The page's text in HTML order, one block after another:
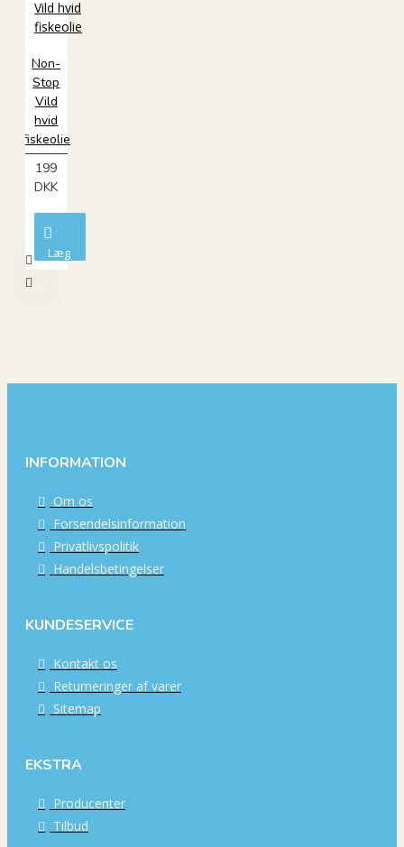
Non-
Stop
Vild
hvid
fiskeolie
199
DKK
Læg
i
INFORMATION
Om os
Forsendelsinformation
Privatlivspolitik
Handelsbetingelser
KUNDESERVICE
Kontakt os
Returneringer af varer
Sitemap
EKSTRA
Producenter
Tilbud